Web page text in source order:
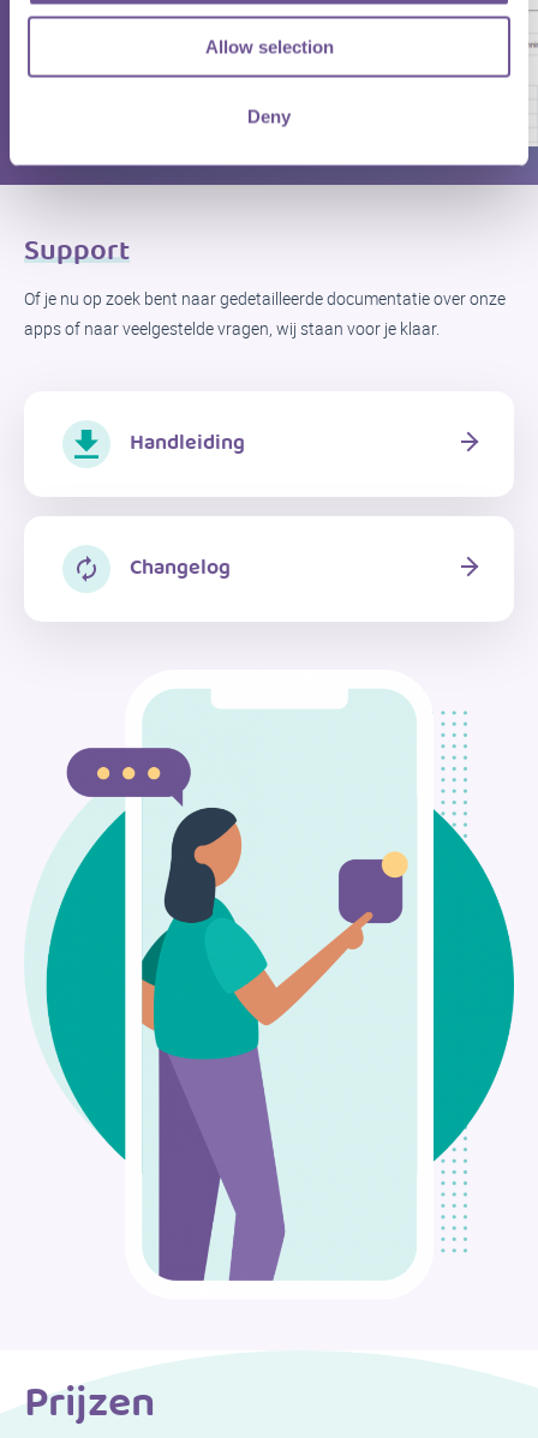
Allow selection
Deny
Support
Of je nu op zoek bent naar gedetailleerde documentatie over onze
apps of naar veelgestelde vragen, wij staan ​​voor je klaar.
Handleiding
Changelog
Prijzen